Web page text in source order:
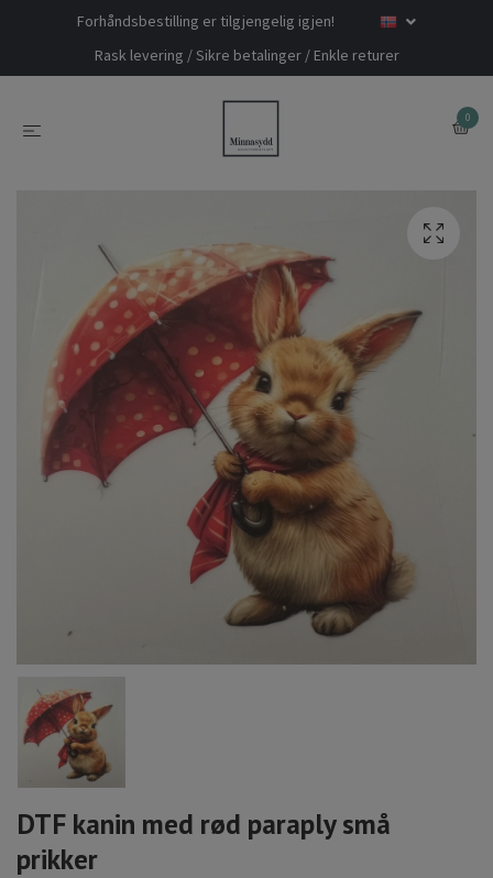
Forhåndsbestilling er tilgjengelig igjen!
Rask levering / Sikre betalinger / Enkle returer
0
DTF kanin med rød paraply små
prikker